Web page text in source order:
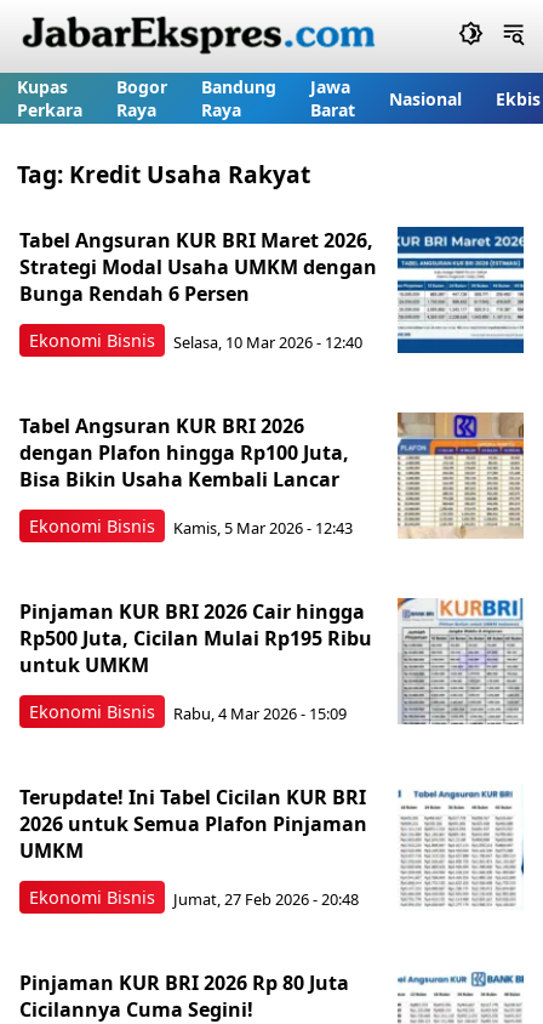
Kupas
Perkara
Bogor
Raya
Bandung
Raya
Jawa
Barat
Nasional Ekbis
Tag: Kredit Usaha Rakyat
Ekonomi Bisnis
Tabel Angsuran KUR BRI Maret 2026,
Strategi Modal Usaha UMKM dengan
Bunga Rendah 6 Persen
Selasa, 10 Mar 2026 - 12:40
Ekonomi Bisnis
Tabel Angsuran KUR BRI 2026
dengan Plafon hingga Rp100 Juta,
Bisa Bikin Usaha Kembali Lancar
Kamis, 5 Mar 2026 - 12:43
Ekonomi Bisnis
Pinjaman KUR BRI 2026 Cair hingga
Rp500 Juta, Cicilan Mulai Rp195 Ribu
untuk UMKM
Rabu, 4 Mar 2026 - 15:09
Ekonomi Bisnis
Terupdate! Ini Tabel Cicilan KUR BRI
2026 untuk Semua Plafon Pinjaman
UMKM
Jumat, 27 Feb 2026 - 20:48
Pinjaman KUR BRI 2026 Rp 80 Juta
Cicilannya Cuma Segini!